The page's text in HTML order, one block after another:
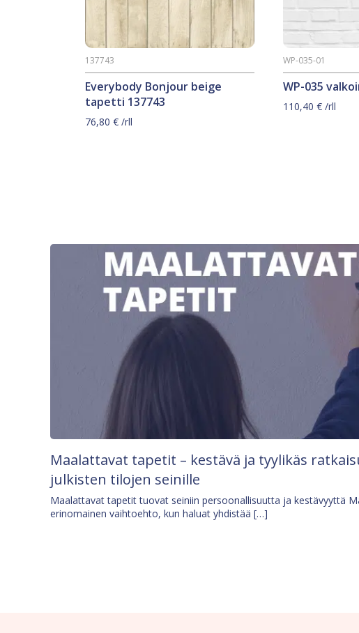
Everybody Bonjour beige
tapetti 137743
137743
76,80 € /rll
WP-035
WP-035-01
110,40€ /rll
Maalattavat tapetit – kestävä ja tyylikäs
julkisten tilojen seinille
Maalattavat tapetit tuovat seiniin persoonallisuutta ja kestävyyttä
erinomainen vaihtoehto, kun haluat yhdistää […]